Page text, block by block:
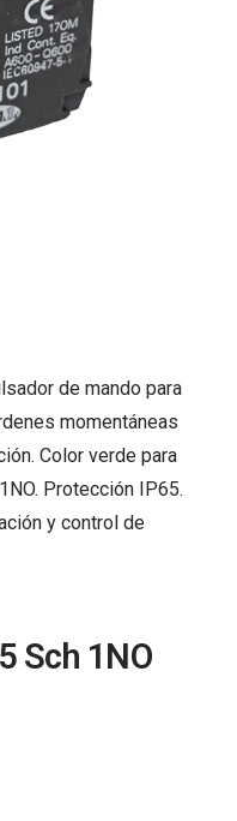
de mando para
momentáneas
Color verde para
Protección IP65.
y control de
Sch 1NO